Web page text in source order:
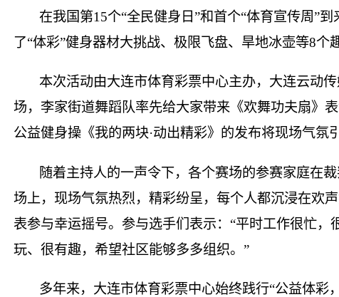
在我国第15个“全民健身日”和首个“体育宣传周”
了“体彩”健身器材大挑战、极限飞盘、旱地冰壶等8个
本次活动由大连市体育彩票中心主办，大连云动
场，李家街道舞蹈队率先给大家带来《欢舞功夫扇》
公益健身操《我的两块·动出精彩》的发布将现场气氛
随着主持人的一声令下，各个赛场的参赛家庭在
场上，现场气氛热烈，精彩纷呈，每个人都沉浸在欢
表参与幸运摇号。参与选手们表示：“平时工作很忙
玩、很有趣，希望社区能够多多组织。”
多年来，大连市体育彩票中心始终践行“公益体彩